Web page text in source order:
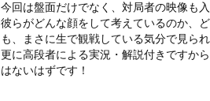
今回は盤面だけでなく、対局者の映像も入
彼らがどんな顔をして考えているのか、
も、まさに生で観戦している気分で見られ
更に高段者による実況・解説付きですか
はないはずです！